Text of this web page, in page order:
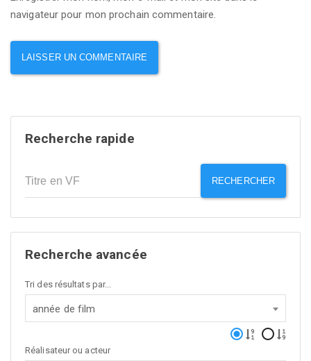
navigateur pour mon prochain commentaire.
Recherche rapide
RECHERCHER
Recherche avancée
Tri des résultats par...
année de film
Réalisateur ou acteur